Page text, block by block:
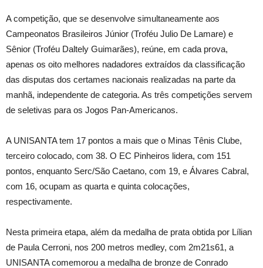
A competição, que se desenvolve simultaneamente aos
Campeonatos Brasileiros Júnior (Troféu Julio De Lamare) e
Sênior (Troféu Daltely Guimarães), reúne, em cada prova,
apenas os oito melhores nadadores extraídos da classificação
das disputas dos certames nacionais realizadas na parte da
manhã, independente de categoria. As três competições servem
de seletivas para os Jogos Pan-Americanos.
A UNISANTA tem 17 pontos a mais que o Minas Tênis Clube,
terceiro colocado, com 38. O EC Pinheiros lidera, com 151
pontos, enquanto Serc/São Caetano, com 19, e Álvares Cabral,
com 16, ocupam as quarta e quinta colocações,
respectivamente.
Nesta primeira etapa, além da medalha de prata obtida por Lílian
de Paula Cerroni, nos 200 metros medley, com 2m21s61, a
UNISANTA comemorou a medalha de bronze de Conrado